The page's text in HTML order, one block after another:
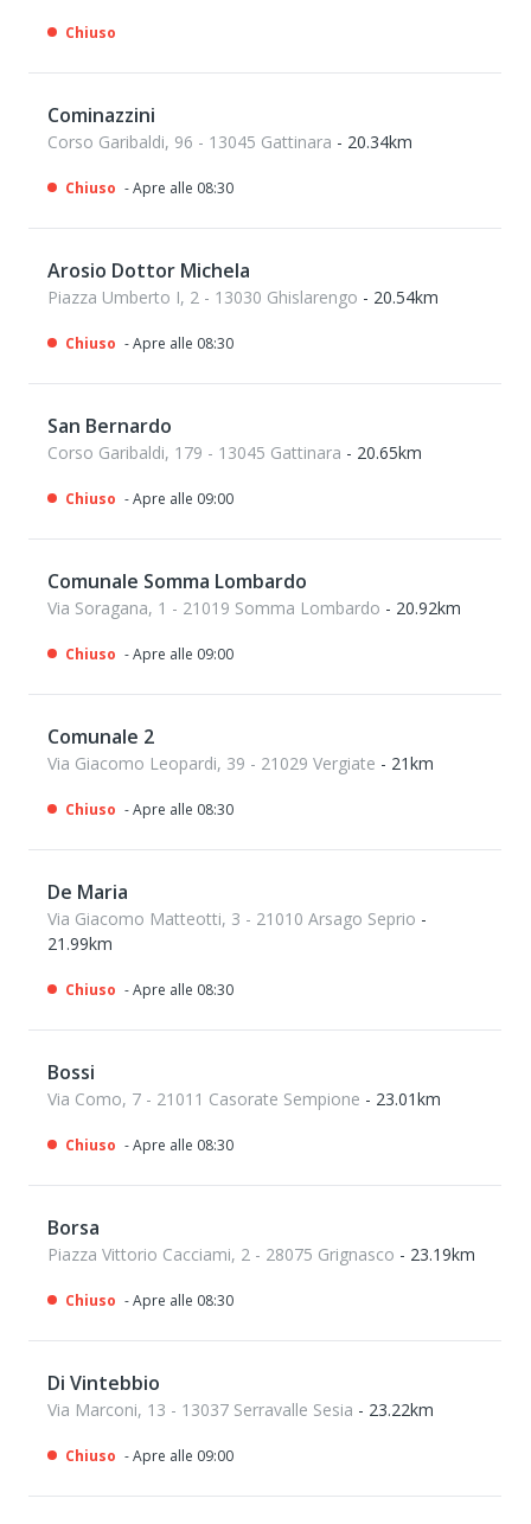
Chiuso
Cominazzini
Corso Garibaldi, 96 - 13045 Gattinara - 20.34km
Chiuso - Apre alle 08:30
Arosio Dottor Michela
Piazza Umberto I, 2 - 13030 Ghislarengo - 20.54km
Chiuso - Apre alle 08:30
San Bernardo
Corso Garibaldi, 179 - 13045 Gattinara - 20.65km
Chiuso - Apre alle 09:00
Comunale Somma Lombardo
Via Soragana, 1 - 21019 Somma Lombardo - 20.92km
Chiuso - Apre alle 09:00
Comunale 2
Via Giacomo Leopardi, 39 - 21029 Vergiate - 21km
Chiuso - Apre alle 08:30
De Maria
Via Giacomo Matteotti, 3 - 21010 Arsago Seprio -
21.99km
Chiuso - Apre alle 08:30
Bossi
Via Como, 7 - 21011 Casorate Sempione - 23.01km
Chiuso - Apre alle 08:30
Borsa
Piazza Vittorio Cacciami, 2 - 28075 Grignasco - 23.19km
Chiuso - Apre alle 08:30
Di Vintebbio
Via Marconi, 13 - 13037 Serravalle Sesia - 23.22km
Chiuso - Apre alle 09:00